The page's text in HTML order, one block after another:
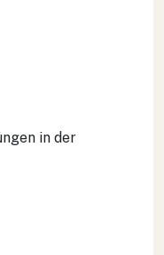
in der